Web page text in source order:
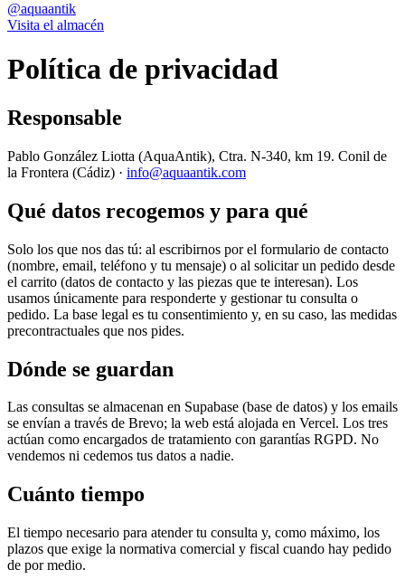
@aquaantik
Visita el almacén
Política de privacidad
Responsable
Pablo González Liotta (AquaAntik), Ctra. N-340, km 19. Conil de
la Frontera (Cádiz) · info@aquaantik.com
Qué datos recogemos y para qué
Solo los que nos das tú: al escribirnos por el formulario de contacto
(nombre, email, teléfono y tu mensaje) o al solicitar un pedido desde
el carrito (datos de contacto y las piezas que te interesan). Los
usamos únicamente para responderte y gestionar tu consulta o
pedido. La base legal es tu consentimiento y, en su caso, las medidas
precontractuales que nos pides.
Dónde se guardan
Las consultas se almacenan en Supabase (base de datos) y los emails
se envían a través de Brevo; la web está alojada en Vercel. Los tres
actúan como encargados de tratamiento con garantías RGPD. No
vendemos ni cedemos tus datos a nadie.
Cuánto tiempo
El tiempo necesario para atender tu consulta y, como máximo, los
plazos que exige la normativa comercial y fiscal cuando hay pedido
de por medio.